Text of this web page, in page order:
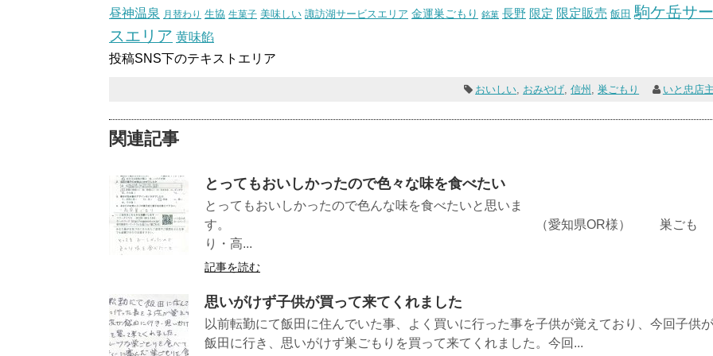
昼神温泉 月替わり 生協 生菓子 美味しい 諏訪湖サービスエリア 金運巣ごもり 銘菓 長野 限定 限定販売 飯田 駒ケ岳サ
スエリア 黄味餡
投稿SNS下のテキストエリア
おいしい, おみやげ,信州 ,巣ごもり いと忠店主
関連記事
とってもおいしかったので色々な味を食べたい
とってもおいしかったので色んな味を食べたいと思いま
す。 （愛知県OR様） 巣ごも
り・高...
記事を読む
思いがけず子供が買って来てくれました
以前転勤にて飯田に住んでいた事、よく買いに行った事を子供が覚えており、今回子供が
飯田に行き、思いがけず巣ごもりを買って来てくれました。今回...